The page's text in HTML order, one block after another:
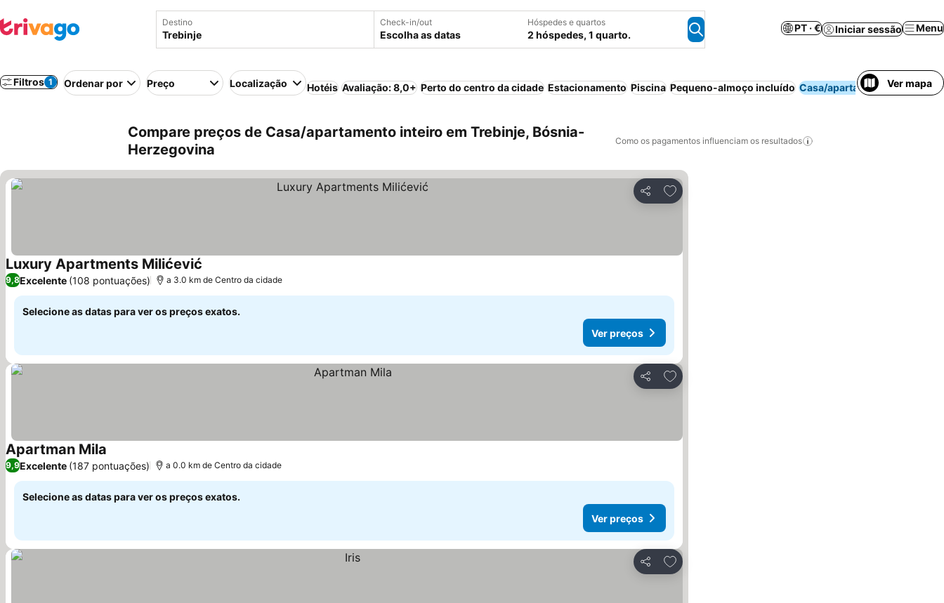
Destino Check-in/out
Escolha as datas
Hóspedes e quartos
2 hóspedes, 1 quarto.
PT · € Iniciar sessão Menu
Filtros 1 Ordenar por Preço Localização Hotéis Avaliação: 8,0+ Perto do centro da cidade Estacionamento Piscina Pequeno-almoço incluído Casa/apartamento inteiro
Ver mapa
Compare preços de Casa/apartamento inteiro em Trebinje, Bósnia-
Herzegovina
Como os pagamentos influenciam os resultados
Partilhar
Adicionar aos favoritos
Luxury Apartments Milićević
9,8Excelente (108 pontuações) a 3.0 km de Centro da cidade
Selecione as datas para ver os preços exatos.
Ver preços
Partilhar
Adicionar aos favoritos
Apartman Mila Ver preços
9,9Excelente (187 pontuações) a 0.0 km de Centro da cidade
Selecione as datas para ver os preços exatos.
Ver preços
Partilhar
Adicionar aos favoritos